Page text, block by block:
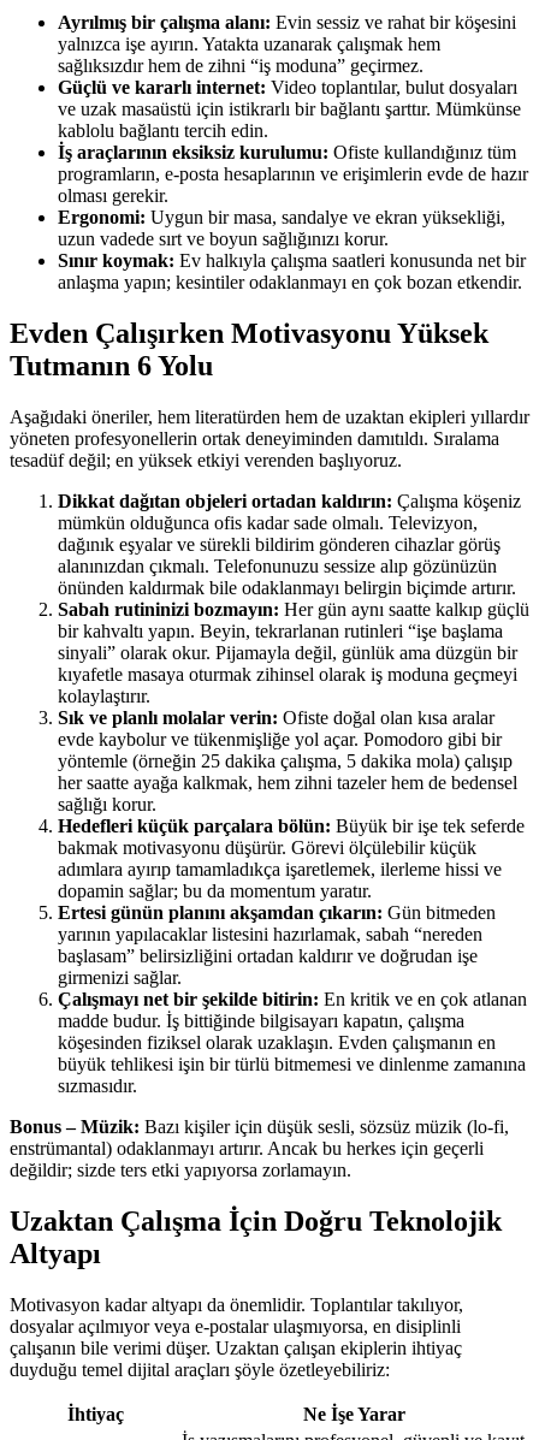
Ayrılmış bir çalışma alanı: Evin sessiz ve rahat bir köşesini
yalnızca işe ayırın. Yatakta uzanarak çalışmak hem
sağlıksızdır hem de zihni “iş moduna” geçirmez.
Güçlü ve kararlı internet: Video toplantılar, bulut dosyaları
ve uzak masaüstü için istikrarlı bir bağlantı şarttır. Mümkünse
kablolu bağlantı tercih edin.
İş araçlarının eksiksiz kurulumu: Ofiste kullandığınız tüm
programların, e-posta hesaplarının ve erişimlerin evde de hazır
olması gerekir.
Ergonomi: Uygun bir masa, sandalye ve ekran yüksekliği,
uzun vadede sırt ve boyun sağlığınızı korur.
Sınır koymak: Ev halkıyla çalışma saatleri konusunda net bir
anlaşma yapın; kesintiler odaklanmayı en çok bozan etkendir.
Evden Çalışırken Motivasyonu Yüksek
Tutmanın 6 Yolu
Aşağıdaki öneriler, hem literatürden hem de uzaktan ekipleri yıllardır
yöneten profesyonellerin ortak deneyiminden damıtıldı. Sıralama
tesadüf değil; en yüksek etkiyi verenden başlıyoruz.
Dikkat dağıtan objeleri ortadan kaldırın: Çalışma köşeniz
mümkün olduğunca ofis kadar sade olmalı. Televizyon,
dağınık eşyalar ve sürekli bildirim gönderen cihazlar görüş
alanınızdan çıkmalı. Telefonunuzu sessize alıp gözünüzün
önünden kaldırmak bile odaklanmayı belirgin biçimde artırır.
Sabah rutininizi bozmayın: Her gün aynı saatte kalkıp güçlü
bir kahvaltı yapın. Beyin, tekrarlanan rutinleri “işe başlama
sinyali” olarak okur. Pijamayla değil, günlük ama düzgün bir
kıyafetle masaya oturmak zihinsel olarak iş moduna geçmeyi
kolaylaştırır.
Sık ve planlı molalar verin: Ofiste doğal olan kısa aralar
evde kaybolur ve tükenmişliğe yol açar. Pomodoro gibi bir
yöntemle (örneğin 25 dakika çalışma, 5 dakika mola) çalışıp
her saatte ayağa kalkmak, hem zihni tazeler hem de bedensel
sağlığı korur.
Hedefleri küçük parçalara bölün: Büyük bir işe tek seferde
bakmak motivasyonu düşürür. Görevi ölçülebilir küçük
adımlara ayırıp tamamladıkça işaretlemek, ilerleme hissi ve
dopamin sağlar; bu da momentum yaratır.
Ertesi günün planını akşamdan çıkarın: Gün bitmeden
yarının yapılacaklar listesini hazırlamak, sabah “nereden
başlasam” belirsizliğini ortadan kaldırır ve doğrudan işe
girmenizi sağlar.
Çalışmayı net bir şekilde bitirin: En kritik ve en çok atlanan
madde budur. İş bittiğinde bilgisayarı kapatın, çalışma
köşesinden fiziksel olarak uzaklaşın. Evden çalışmanın en
büyük tehlikesi işin bir türlü bitmemesi ve dinlenme zamanına
sızmasıdır.
Bonus – Müzik: Bazı kişiler için düşük sesli, sözsüz müzik (lo-fi,
enstrümantal) odaklanmayı artırır. Ancak bu herkes için geçerli
değildir; sizde ters etki yapıyorsa zorlamayın.
Uzaktan Çalışma İçin Doğru Teknolojik
Altyapı
Motivasyon kadar altyapı da önemlidir. Toplantılar takılıyor,
dosyalar açılmıyor veya e-postalar ulaşmıyorsa, en disiplinli
çalışanın bile verimi düşer. Uzaktan çalışan ekiplerin ihtiyaç
duyduğu temel dijital araçları şöyle özetleyebiliriz:
İhtiyaç
Ne İşe Yarar